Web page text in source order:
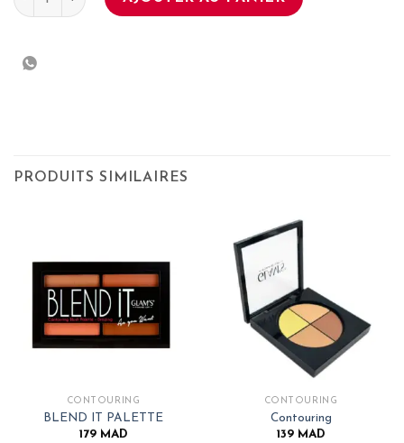
PRODUITS SIMILAIRES
CONTOURING
BLEND IT PALETTE
179 MAD
CONTOURING
Contouring
139 MAD